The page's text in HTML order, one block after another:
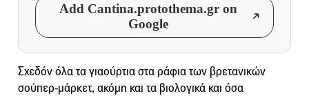
Add Cantina.protothema.gr on
Google
Σχεδόν όλα τα γιαούρτια στα ράφια των βρετανικών
σούπερ-μάρκετ, ακόμη και τα βιολογικά και όσα